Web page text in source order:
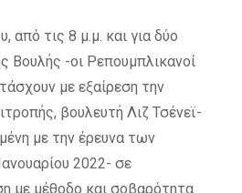
από τις 8 μ.μ. και για δύο
Βουλής -οι Ρεπουμπλικανοί
με εξαίρεση την
βουλευτή Λιζ Τσένεϊ-
με την έρευνα των
2022- σε
με μέθοδο και σοβαρότητα